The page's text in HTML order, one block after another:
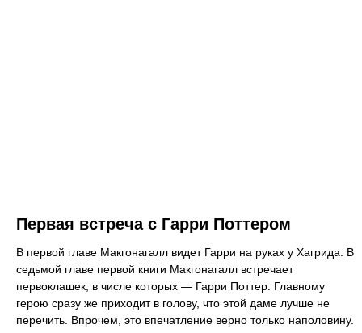
Первая встреча с Гарри Поттером
В первой главе Макгонагалл видет Гарри на руках у Хагрида. В
седьмой главе первой книги Макгонагалл встречает
первоклашек, в числе которых — Гарри Поттер. Главному
герою сразу же приходит в голову, что этой даме лучше не
перечить. Впрочем, это впечатление верно только наполовину.